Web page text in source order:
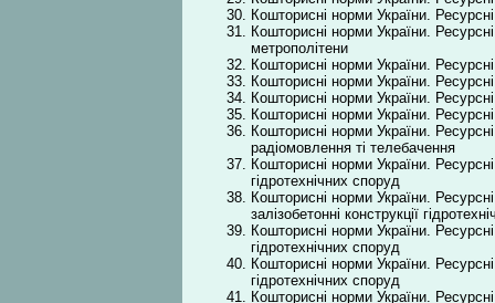
Кошторисні норми України.
Кошторисні норми України.
метрополітени
Кошторисні норми України.
Кошторисні норми України.
Кошторисні норми України.
Кошторисні норми України.
Кошторисні норми України.
радіомовлення ті телебачення
Кошторисні норми України.
гідротехнічних споруд
Кошторисні норми України.
залізобетонні конструкції
Кошторисні норми України.
гідротехнічних споруд
Кошторисні норми України.
гідротехнічних споруд
Кошторисні норми України.